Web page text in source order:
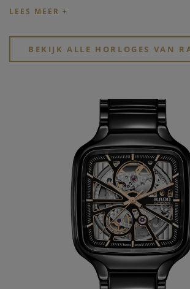
innovatieve horlogemakers ter wereld, is
verleggen van de grenzen van innovatie.
http://www.Rado.com
. Bekijk snel de verschillende
kwalitatieve
webshop of in de winkel.
BEKIJK ALLE HORLOGES VAN